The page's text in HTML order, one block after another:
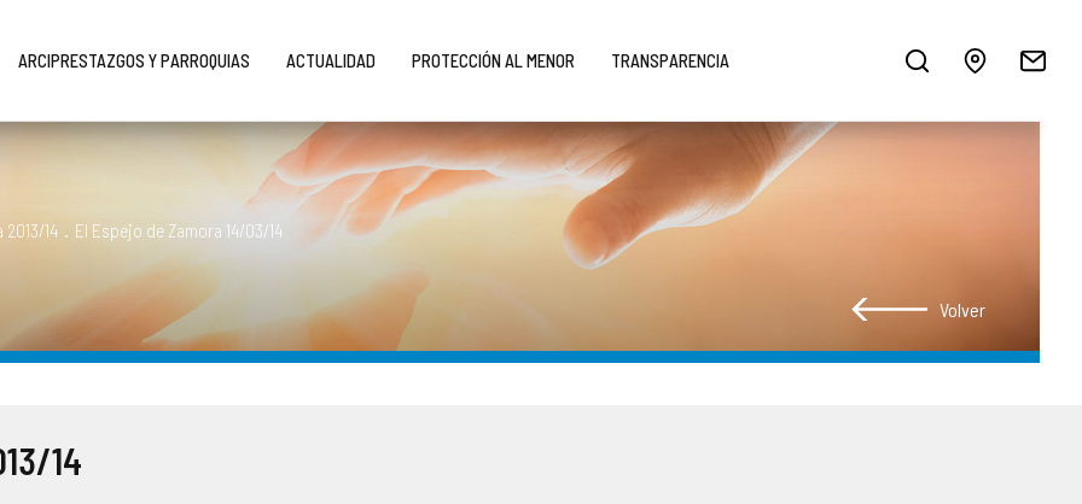
ARCIPRESTAZGOS Y PARROQUIAS ACTUALIDAD PROTECCIÓN AL MENOR TRANSPARENCIA
14 . El Espejo de Zamora 14/03/14
Volver
14